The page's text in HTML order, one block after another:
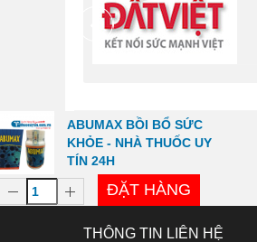
prev
ABUMAX BỒI BỔ SỨC
KHỎE - NHÀ THUỐC UY
TÍN 24H
ĐẶT HÀNG
THÔNG TIN LIÊN HỆ